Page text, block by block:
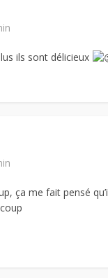
ils sont délicieux
ça me fait pensé